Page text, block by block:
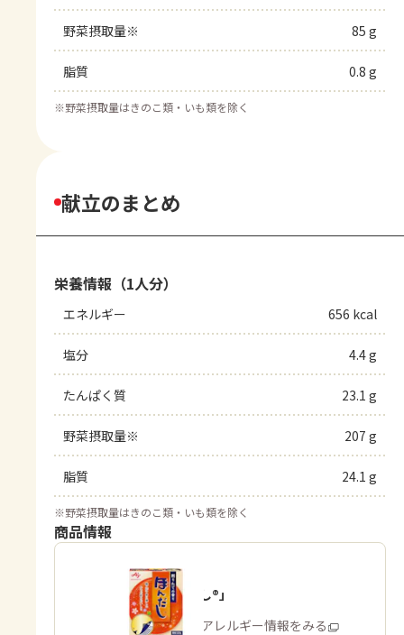
野菜摂取量※ 85 g
脂質 0.8 g
※野菜摂取量はきのこ類・いも類を除く
献立のまとめ
栄養情報（1人分）
エネルギー 656 kcal
塩分 4.4 g
たんぱく質 23.1 g
野菜摂取量※ 207 g
脂質 24.1 g
※野菜摂取量はきのこ類・いも類を除く
商品情報
「ほんだし®」
商品・アレルギー情報をみる